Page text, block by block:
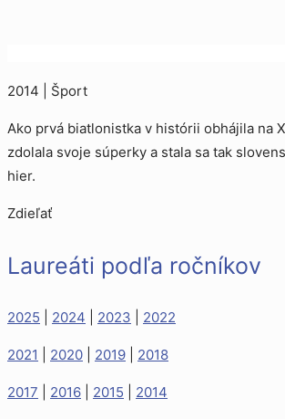
2014 | Šport
Ako prvá biatlonistka v histórii obhájila na
zdolala svoje súperky a stala sa tak
hier.
Zdieľať
Laureáti podľa ročníkov
2025 2024 2023 2022
2021 2020 2019 2018
2017 2016 2015 2014